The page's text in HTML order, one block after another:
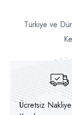
Türkiye ve
Ücretsiz